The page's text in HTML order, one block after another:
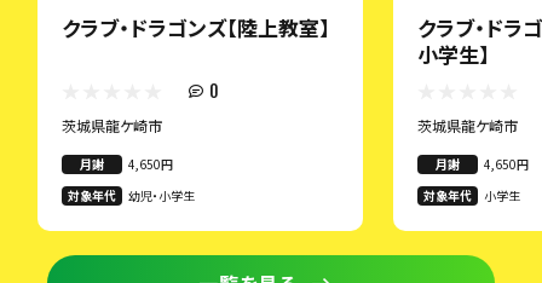
クラブ・ドラゴンズ【陸上教室】
0
茨城県龍ケ崎市
月謝
4,650円
対象年代
幼児・小学生
クラブ・ドラ
小学生】
茨城県龍ケ崎市
月謝
4,650円
対象年代
小学生